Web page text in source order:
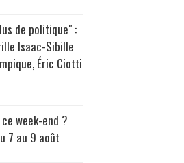
de politique" :
Isaac-Sibille
Éric Ciotti
week-end ?
7 au 9 août